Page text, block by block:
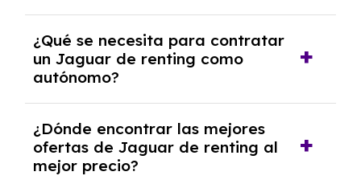
documentación financiera y, en algunos
casos, un informe de solvencia de la empresa
y un pago inicial.
¿Qué se necesita para contratar
un Jaguar de renting como
autónomo?
autónomos, justificante de ingresos y, en
algunos casos, un informe fiscal y un pago
inicial.
¿Dónde encontrar las mejores
ofertas de Jaguar de renting al
mejor precio?